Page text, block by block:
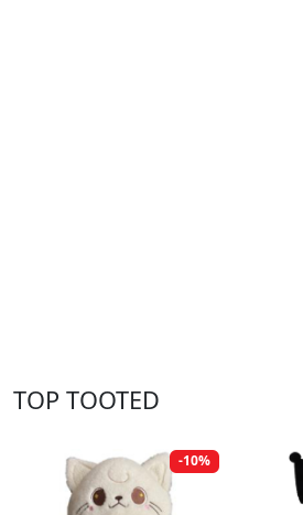
TOP TOOTED
-10%